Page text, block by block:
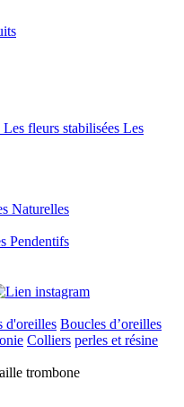
Les fleurs stabilisées Les
Naturelles
Pendentifs
d'oreilles Boucles d’oreilles
Colliers perles et résine
trombone